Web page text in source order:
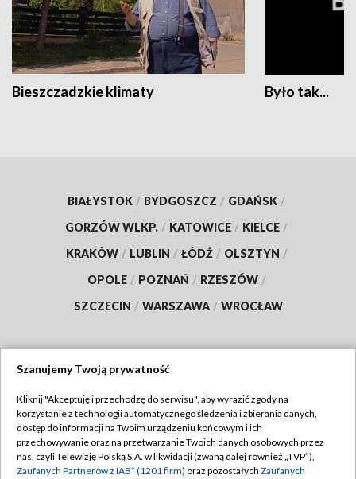
Bieszczadzkie klimaty Było tak...
BIAŁYSTOK / BYDGOSZCZ / GDAŃSK /
GORZÓW WLKP. / KATOWICE / KIELCE /
KRAKÓW / LUBLIN / ŁÓDŹ / OLSZTYN /
OPOLE / POZNAŃ / RZESZÓW /
SZCZECIN / WARSZAWA / WROCŁAW
TVP
Abonament TVP
Emisja w TVP
Regulamin TVP
Polityka prywatności
Szanujemy Twoją prywatność
Kliknij "Akceptuję i przechodzę do serwisu", aby wyrazić zgody na
korzystanie z technologii automatycznego śledzenia i zbierania danych,
dostęp do informacji na Twoim urządzeniu końcowym i ich
przechowywanie oraz na przetwarzanie Twoich danych osobowych przez
nas, czyli Telewizję Polską S.A. w likwidacji (zwaną dalej również „TVP”),
Zaufanych Partnerów z IAB* (1201 firm) oraz pozostałych Zaufanych